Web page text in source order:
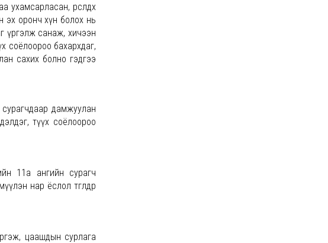
ухамсарласан, өрсөлдөх
эх оронч хүн болох нь
үргэлж санаж, хичээн
соёлоороо бахархдаг,
сахих болно гэдгээ
дамжуулан
түүх соёлоороо
11а ангийн сурагч
нар ёслол төгөлдөр
цаашдын сурлага